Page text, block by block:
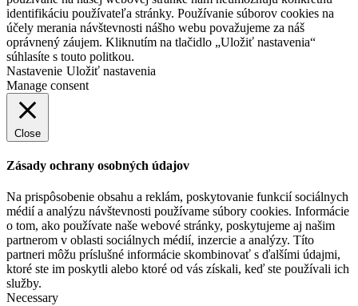
identifikáciu používateľa stránky. Používanie súborov cookies na
účely merania návštevnosti nášho webu považujeme za náš
oprávnený záujem. Kliknutím na tlačidlo „Uložiť nastavenia“
súhlasíte s touto politkou.
Nastavenie Uložiť nastavenia
Manage consent
Close
Zásady ochrany osobných údajov
Na prispôsobenie obsahu a reklám, poskytovanie funkcií sociálnych
médií a analýzu návštevnosti používame súbory cookies. Informácie
o tom, ako používate naše webové stránky, poskytujeme aj našim
partnerom v oblasti sociálnych médií, inzercie a analýzy. Títo
partneri môžu príslušné informácie skombinovať s ďalšími údajmi,
ktoré ste im poskytli alebo ktoré od vás získali, keď ste používali ich
služby.
Necessary